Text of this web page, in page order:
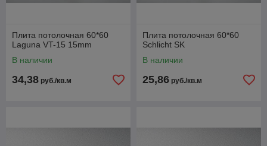
Плита потолочная 60*60
Laguna VT-15 15mm
В наличии
34,38 руб./кв.м
Плита потолочная 60*60
Schlicht SK
В наличии
25,86 руб./кв.м